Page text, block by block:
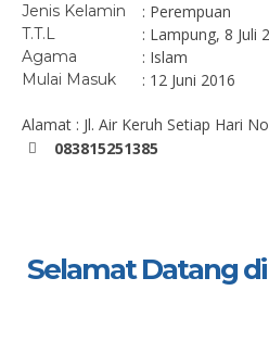
Jenis Kelamin : Perempuan
T.T.L : Lampung, 8 Juli
Agama : Islam
Mulai Masuk : 12 Juni 2016
Alamat : Jl. Air Keruh Setiap Hari
083815251385
Selamat Datang di